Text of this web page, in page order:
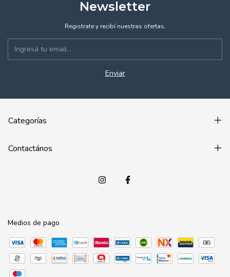
Newsletter
Registrate y recibí nuestras ofertas.
Categorías
Contactános
Medios de pago